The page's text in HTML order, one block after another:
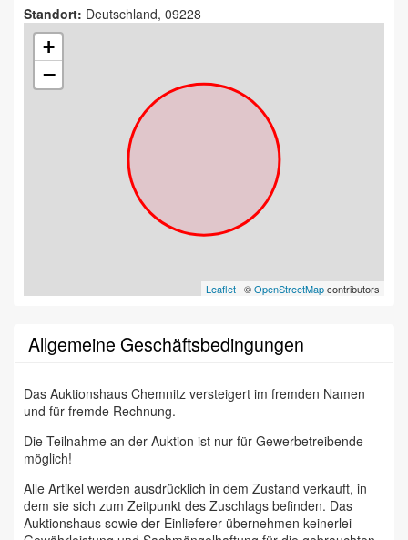
Standort: Deutschland, 09228
+
−
Leaflet | ©OpenStreetMapcontributors
Allgemeine Geschäftsbedingungen
Das Auktionshaus Chemnitz versteigert im fremden Namen
und für fremde Rechnung.
Die Teilnahme an der Auktion ist nur für Gewerbetreibende
möglich!
Alle Artikel werden ausdrücklich in dem Zustand verkauft, in
dem sie sich zum Zeitpunkt des Zuschlags befinden. Das
Auktionshaus sowie der Einlieferer übernehmen keinerlei